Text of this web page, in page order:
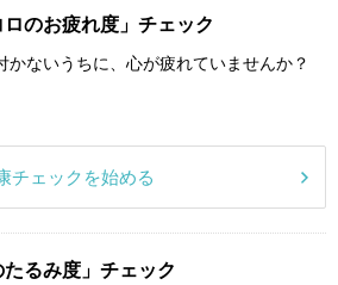
のお疲れ度」チェック
かないうちに、心が疲れていませんか？
チェックを始める
るみ度」チェック